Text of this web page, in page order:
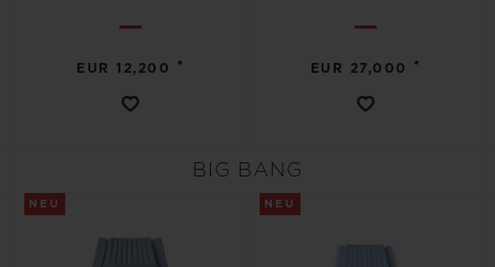
EUR 12,200 • EUR 27,000 •
BIG BANG
NEU NEU